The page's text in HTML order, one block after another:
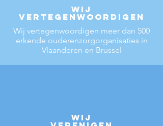
wij
VERTEGENWOORDIGEN
Wij vertegenwoordigen meer dan 500
erkende ouderenzorgorganisaties in
Vlaanderen en Brussel
wij